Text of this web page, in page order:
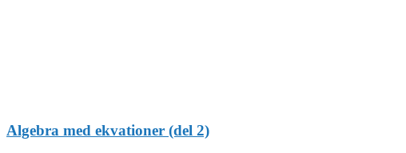
Algebra med ekvationer (del 2)